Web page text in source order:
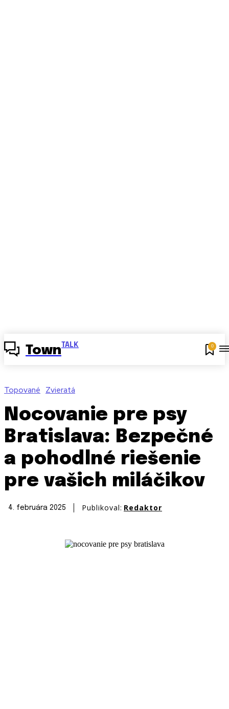
Town TALK 0
Topované Zvieratá
Nocovanie pre psy
Bratislava: Bezpečné
a pohodlné riešenie
pre vašich miláčikov
4. februára 2025 Publikoval: Redaktor